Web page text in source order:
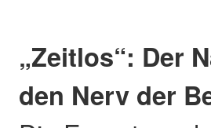
„Zeitlos“: Der
den Nerv der